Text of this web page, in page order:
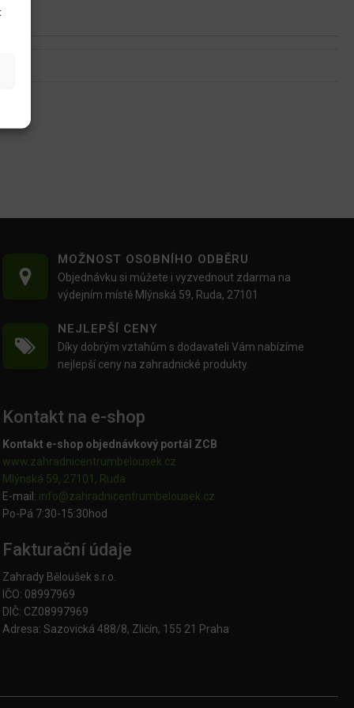
MOŽNOST OSOBNÍHO ODBĚRU
Objednávku si můžete i vyzvednout zdarma na
výdejním místě Mlýnská 59, Ruda, 27101
NEJLEPŠÍ CENY
Díky dobrým vztahům s dodavateli Vám nabízíme
nejlepší ceny na zahradnické produkty.
Kontakt na e-shop
Kontakt e-shop objednávkový portál ZCB
www.zahradnicentrumbelousek.cz
Mlýnská 59, 27101, Ruda
E-mail: info@zahradnicentrumbelousek. cz
Po-Pá 7:30-15:30hod
Fakturační údaje
Zahrady Běloušek s.r.o.
IČO: 08997969
DIČ: CZ08997969
Adresa: Sazovická 488/8, Zličín, 155 21 Praha